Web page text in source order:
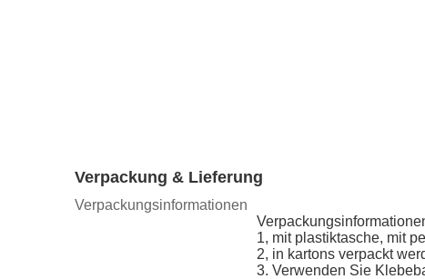
Verpackung & Lieferung
Verpackungsinformationen
1, mit plastiktasche, mit
2, in kartons verpackt
3. Verwenden Sie